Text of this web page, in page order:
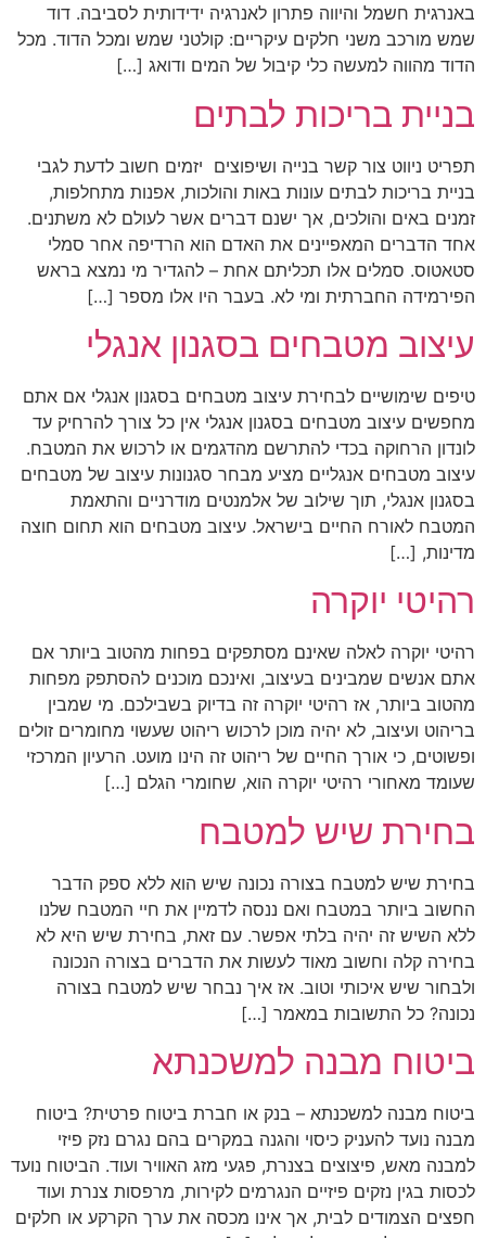
באנרגית חשמל והיווה פתרון לאנרגיה ידידותית לסביבה. דוד
שמש מורכב משני חלקים עיקריים: קולטני שמש ומכל הדוד. מכל
הדוד מהווה למעשה כלי קיבול של המים ודואג […]
בניית בריכות לבתים
תפריט ניווט צור קשר בנייה ושיפוצים יזמים חשוב לדעת לגבי
בניית בריכות לבתים עונות באות והולכות, אפנות מתחלפות,
זמנים באים והולכים, אך ישנם דברים אשר לעולם לא משתנים.
אחד הדברים המאפיינים את האדם הוא הרדיפה אחר סמלי
סטאטוס. סמלים אלו תכליתם אחת – להגדיר מי נמצא בראש
הפירמידה החברתית ומי לא. בעבר היו אלו מספר […]
עיצוב מטבחים בסגנון אנגלי
טיפים שימושיים לבחירת עיצוב מטבחים בסגנון אנגלי אם אתם
מחפשים עיצוב מטבחים בסגנון אנגלי אין כל צורך להרחיק עד
לונדון הרחוקה בכדי להתרשם מהדגמים או לרכוש את המטבח.
עיצוב מטבחים אנגליים מציע מבחר סגנונות עיצוב של מטבחים
בסגנון אנגלי, תוך שילוב של אלמנטים מודרניים והתאמת
המטבח לאורח החיים בישראל. עיצוב מטבחים הוא תחום חוצה
מדינות, […]
רהיטי יוקרה
רהיטי יוקרה לאלה שאינם מסתפקים בפחות מהטוב ביותר אם
אתם אנשים שמבינים בעיצוב, ואינכם מוכנים להסתפק מפחות
מהטוב ביותר, אז רהיטי יוקרה זה בדיוק בשבילכם. מי שמבין
בריהוט ועיצוב, לא יהיה מוכן לרכוש ריהוט שעשוי מחומרים זולים
ופשוטים, כי אורך החיים של ריהוט זה הינו מועט. הרעיון המרכזי
שעומד מאחורי רהיטי יוקרה הוא, שחומרי הגלם […]
בחירת שיש למטבח
בחירת שיש למטבח בצורה נכונה שיש הוא ללא ספק הדבר
החשוב ביותר במטבח ואם ננסה לדמיין את חיי המטבח שלנו
ללא השיש זה יהיה בלתי אפשר. עם זאת, בחירת שיש היא לא
בחירה קלה וחשוב מאוד לעשות את הדברים בצורה הנכונה
ולבחור שיש איכותי וטוב. אז איך נבחר שיש למטבח בצורה
נכונה? כל התשובות במאמר […]
ביטוח מבנה למשכנתא
ביטוח מבנה למשכנתא – בנק או חברת ביטוח פרטית? ביטוח
מבנה נועד להעניק כיסוי והגנה במקרים בהם נגרם נזק פיזי
למבנה מאש, פיצוצים בצנרת, פגעי מזג האוויר ועוד. הביטוח נועד
לכסות בגין נזקים פיזיים הנגרמים לקירות, מרפסות צנרת ועוד
חפצים הצמודים לבית, אך אינו מכסה את ערך הקרקע או חלקים